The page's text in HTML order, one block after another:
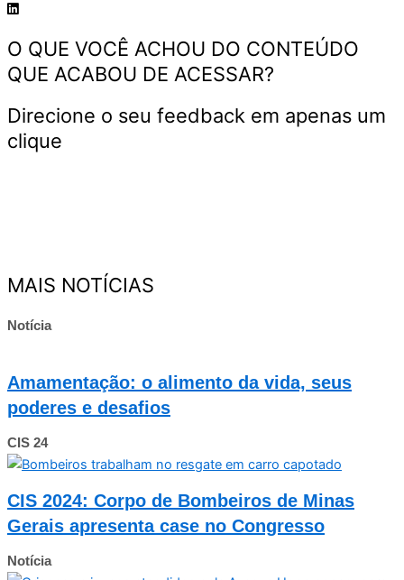
O QUE VOCÊ ACHOU DO CONTEÚDO
QUE ACABOU DE ACESSAR?
Direcione o seu feedback em apenas um
clique
MAIS NOTÍCIAS
Notícia
Amamentação: o alimento da vida, seus
poderes e desafios
CIS 24
CIS 2024: Corpo de Bombeiros de Minas
Gerais apresenta case no Congresso
Notícia